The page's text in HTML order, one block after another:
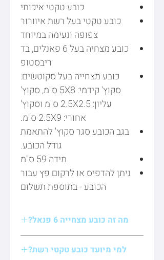
כובע טקטי איכותי
כובע טקטי בעל רשת איוורור
צפופה ונעימה במיוחד
כובע מצחיה בעל 6 פאנלים, בד
ריבסטופ
כובע מצחייה בעל סקוטשים:
סקוץ' קידמי: 5X8 ס"מ, סקוץ'
עליון: 2.5X2.5 ס"מ וסקוץ'
אחורי: 2.5X9 ס"מ.
בגב הכובע סגר סקוץ' להתאמת
גודל הכובע.
מידה 59 ס"מ
ניתן להדפיס או לרקום פץ עבור
הכובע - בתוספת תשלום
מה זה כובע מצחייה 6 פנאל?
כובע מצחיה בעל 6 פנאלים הכוונה שהוא
למי מיועד כובע טקטי רשת?